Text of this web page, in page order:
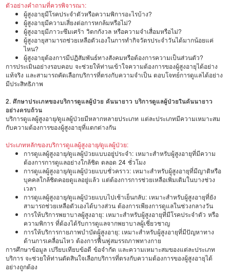
ตัวอย่างคำถามที่ควรพิจารณา:
ผู้สูงอายุมีโรคประจำตัวหรือความพิการอะไรบ้าง?
ผู้สูงอายุมีความเสี่ยงต่อการหกล้มหรือไม่?
ผู้สูงอายุมีภาวะซึมเศร้า วิตกกังวล หรือความจำเสื่อมหรือไม่?
ผู้สูงอายุสามารถช่วยเหลือตัวเองในการทำกิจวัตรประจำวันได้มากน้อยแค่
ไหน?
ผู้สูงอายุต้องการมีปฏิสัมพันธ์ทางสังคมหรือต้องการความเป็นส่วนตัว?
การประเมินอย่างรอบคอบ จะช่วยให้ท่านเข้าใจความต้องการของผู้สูงอายุได้อย่าง
แท้จริง และสามารถคัดเลือกบริการที่ตรงกับความจำเป็น ตอบโจทย์การดูแลได้อย่าง
มีประสิทธิภาพ
2. ศึกษาประเภทของบริการดูแลผู้ป่วย คันนายาว บริการดูแลผู้ป่วยในคันนายาว
อย่างครบถ้วน
บริการดูแลผู้สูงอายุ/ดูแลผู้ป่วยมีหลากหลายประเภท แต่ละประเภทมีความเหมาะสม
กับความต้องการของผู้สูงอายุที่แตกต่างกัน
ประเภทหลักของบริการดูแลผู้สูงอายุ/ดูแลผู้ป่วย:
การดูแลผู้สูงอายุ/ดูแลผู้ป่วยแบบอยู่ประจำ: เหมาะสำหรับผู้สูงอายุที่มีความ
ต้องการการดูแลอย่างใกล้ชิด ตลอด 24 ชั่วโมง
การดูแลผู้สูงอายุ/ดูแลผู้ป่วยแบบชั่วคราว: เหมาะสำหรับผู้สูงอายุที่มีญาติหรือ
บุคคลใกล้ชิดคอยดูแลอยู่แล้ว แต่ต้องการการช่วยเหลือเพิ่มเติมในบางช่วง
เวลา
การดูแลผู้สูงอายุ/ดูแลผู้ป่วยแบบไปเช้าเย็นกลับ: เหมาะสำหรับผู้สูงอายุที่ยัง
สามารถช่วยเหลือตัวเองได้บางส่วน ต้องการเพียงการดูแลในช่วงกลางวัน
การให้บริการพยาบาลผู้สูงอายุ: เหมาะสำหรับผู้สูงอายุที่มีโรคประจำตัว หรือ
ความพิการ ที่ต้องได้รับการดูแลจากพยาบาลผู้เชี่ยวชาญ
การให้บริการกายภาพบำบัดผู้สูงอายุ: เหมาะสำหรับผู้สูงอายุที่มีปัญหาทาง
ด้านการเคลื่อนไหว ต้องการฟื้นฟูสมรรถภาพทางกาย
การศึกษาข้อมูล เปรียบเทียบข้อดี ข้อจำกัด และความเหมาะสมของแต่ละประเภท
บริการ จะช่วยให้ท่านตัดสินใจเลือกบริการที่ตรงกับความต้องการของผู้สูงอายุได้
อย่างถูกต้อง